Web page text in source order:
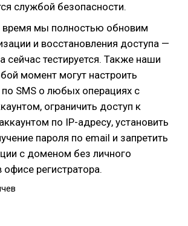
службой безопасности.
мы полностью обновим
и восстановления доступа —
сейчас тестируется. Также наши
момент могут настроить
SMS о любых операциях с
ограничить доступ к
по IP-адресу, установить
пароля по email и запретить
с доменом без личного
офисе регистратора.